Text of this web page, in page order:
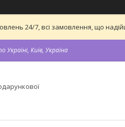
24/7, всі замовлення, що
Україні, Київ, Україна